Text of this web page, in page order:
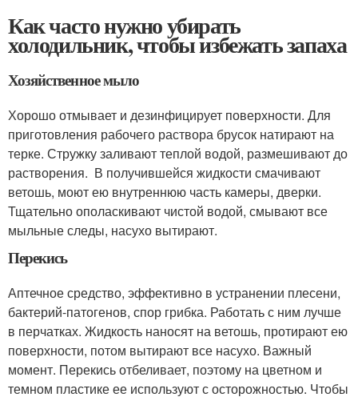
Как часто нужно убирать
холодильник, чтобы избежать запаха
Хозяйственное мыло
Хорошо отмывает и дезинфицирует поверхности. Для
приготовления рабочего раствора брусок натирают на
терке. Стружку заливают теплой водой, размешивают до
растворения. В получившейся жидкости смачивают
ветошь, моют ею внутреннюю часть камеры, дверки.
Тщательно ополаскивают чистой водой, смывают все
мыльные следы, насухо вытирают.
Перекись
Аптечное средство, эффективно в устранении плесени,
бактерий-патогенов, спор грибка. Работать с ним лучше
в перчатках. Жидкость наносят на ветошь, протирают ею
поверхности, потом вытирают все насухо. Важный
момент. Перекись отбеливает, поэтому на цветном и
темном пластике ее используют с осторожностью. Чтобы